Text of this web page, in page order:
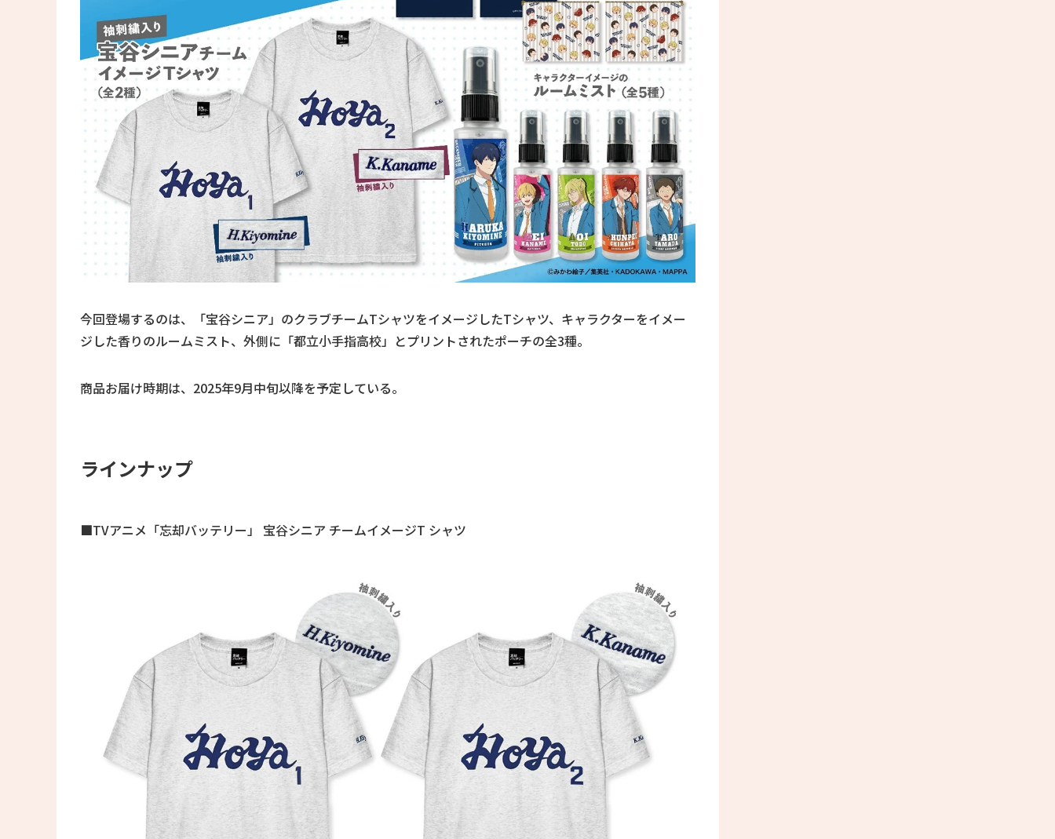
今回登場するのは、「宝谷シニア」のクラブチームTシャツをイメージしたTシャツ、キャラクターをイメー
ジした香りのルームミスト、外側に「都立小手指高校」とプリントされたポーチの全3種。
商品お届け時期は、2025年9月中旬以降を予定している。
ラインナップ
■TVアニメ「忘却バッテリー」 宝谷シニア チームイメージT シャツ